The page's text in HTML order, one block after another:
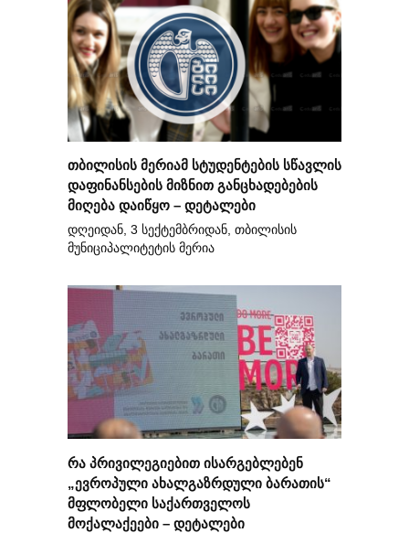
თბილისის მერიამ სტუდენტების სწავლის
დაფინანსების მიზნით განცხადებების
მიღება დაიწყო – დეტალები
დღეიდან, 3 სექტემბრიდან, თბილისის
მუნიციპალიტეტის მერია
რა პრივილეგიებით ისარგებლებენ
„ევროპული ახალგაზრდული ბარათის“
მფლობელი საქართველოს
მოქალაქეები – დეტალები